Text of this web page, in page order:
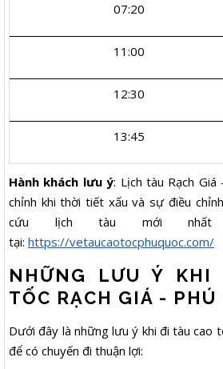
07:20
11:00
12:30
13:45
Hành khách lưu ý: Lịch tàu Rạch
chỉnh khi thời tiết xấu và sự điều
cứu lịch tàu mới
tại: https://vetaucaotocphuquoc.com/
NHỮNG LƯU Ý KHI
TỐC RẠCH GIÁ - PHÚ
Dưới đây là những lưu ý khi đi tàu cao
để có chuyến đi thuận lợi: